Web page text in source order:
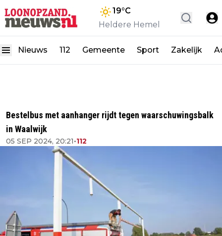
19°C
Heldere Hemel
Nieuws 112 Gemeente Sport Zakelijk
Bestelbus met aanhanger rijdt tegen waarschuwingsbalk
in Waalwijk
05 SEP 2024, 20:21•112